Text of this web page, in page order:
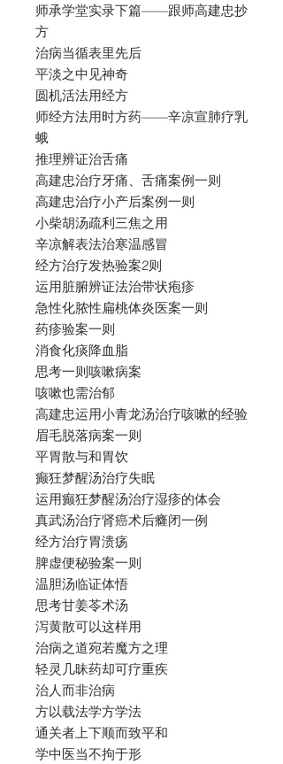
师承学堂实录下篇——跟师高建忠抄
方
治病当循表里先后
平淡之中见神奇
圆机活法用经方
师经方法用时方药——辛凉宣肺疗乳
蛾
推理辨证治舌痛
高建忠治疗牙痛、舌痛案例一则
高建忠治疗小产后案例一则
小柴胡汤疏利三焦之用
辛凉解表法治寒温感冒
经方治疗发热验案2则
运用脏腑辨证法治带状疱疹
急性化脓性扁桃体炎医案一则
药疹验案一则
消食化痰降血脂
思考一则咳嗽病案
咳嗽也需治郁
高建忠运用小青龙汤治疗咳嗽的经验
眉毛脱落病案一则
平胃散与和胃饮
癫狂梦醒汤治疗失眠
运用癫狂梦醒汤治疗湿疹的体会
真武汤治疗肾癌术后癃闭一例
经方治疗胃溃疡
脾虚便秘验案一则
温胆汤临证体悟
思考甘姜苓术汤
泻黄散可以这样用
治病之道宛若魔方之理
轻灵几昧药却可疗重疾
治人而非治病
方以载法学方学法
通关者上下顺而致平和
学中医当不拘于形